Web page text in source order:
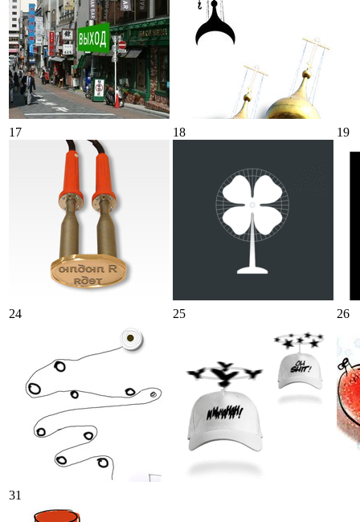
17 18 19
24 25 26
31